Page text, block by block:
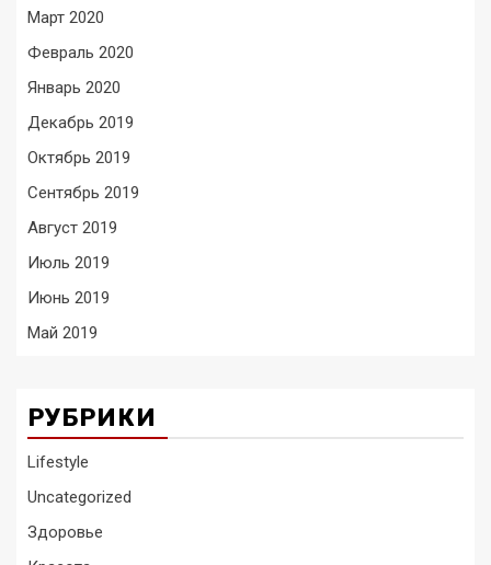
Март 2020
Февраль 2020
Январь 2020
Декабрь 2019
Октябрь 2019
Сентябрь 2019
Август 2019
Июль 2019
Июнь 2019
Май 2019
РУБРИКИ
Lifestyle
Uncategorized
Здоровье